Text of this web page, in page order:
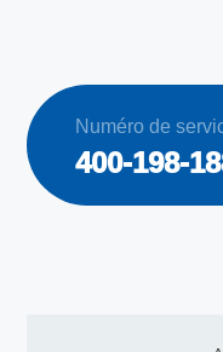
Numéro de
400-198-